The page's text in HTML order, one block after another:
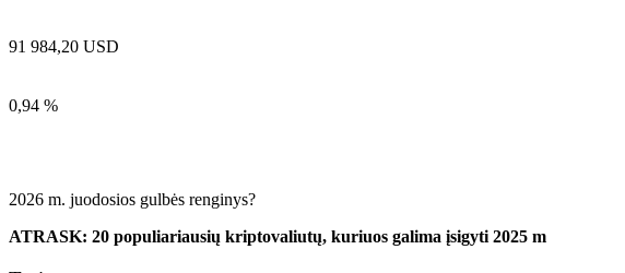
91 984,20 USD
0,94 %
2026 m. juodosios gulbės renginys?
ATRASK: 20 populiariausių kriptovaliutų, kuriuos galima įsigyti 2025 m